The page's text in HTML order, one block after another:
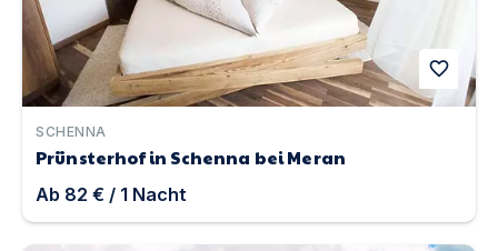
favorite
SCHENNA
Prünsterhof in Schenna bei Meran
Ab 82 € / 1 Nacht